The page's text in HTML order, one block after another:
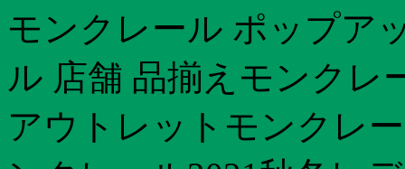
モンクレール ポップア
ル 店舗 品揃えモンクレ
アウトレットモンクレ